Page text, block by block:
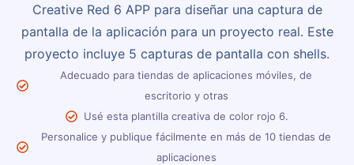
Creative Red 6 APP para diseñar una captura de
pantalla de la aplicación para un proyecto real. Este
proyecto incluye 5 capturas de pantalla con shells.
Adecuado para tiendas de aplicaciones móviles, de
escritorio y otras
Usé esta plantilla creativa de color rojo 6.
Personalice y publique fácilmente en más de 10 tiendas de
aplicaciones